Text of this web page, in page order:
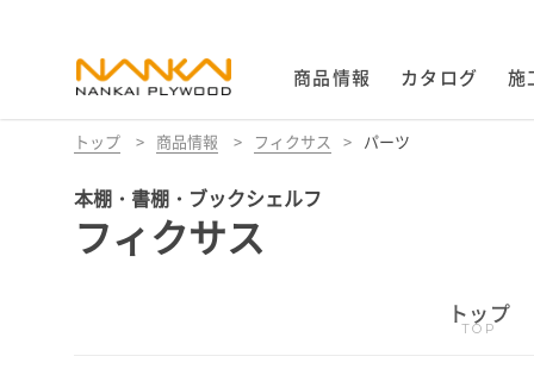
商品情報 カタログ 施
トップ > 商品情報 > フィクサス > パーツ
本棚・書棚・ブックシェルフ
フィクサス
トップ